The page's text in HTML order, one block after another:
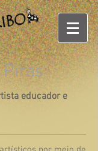
educador e